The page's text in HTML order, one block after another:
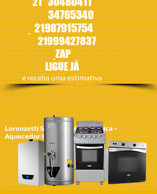
34765340
21987915754
21999427837
ZAP
LIGUE JÁ
​e receba uma estimativa
Lorenzetti SA - Assistêcia Técnica -
Aquecedor Lorenzetti